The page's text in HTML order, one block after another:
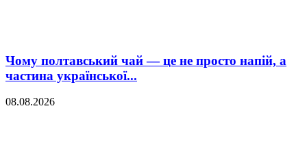
Чому полтавський чай — це не просто напій, а
частина української...
08.08.2026